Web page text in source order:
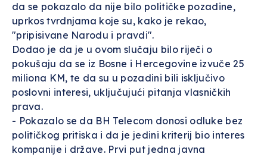
da se pokazalo da nije bilo političke pozadine,
uprkos tvrdnjama koje su, kako je rekao,
"pripisivane Narodu i pravdi".
Dodao je da je u ovom slučaju bilo riječi o
pokušaju da se iz Bosne i Hercegovine izvuče 25
miliona KM, te da su u pozadini bili isključivo
poslovni interesi, uključujući pitanja vlasničkih
prava.
- Pokazalo se da BH Telecom donosi odluke bez
političkog pritiska i da je jedini kriterij bio interes
kompanije i države. Prvi put jedna javna